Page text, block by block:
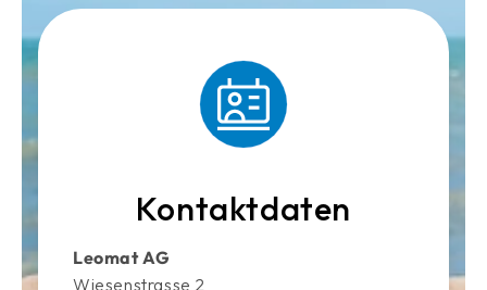
Kontaktdaten
Leomat AG
Wiesenstrasse 2